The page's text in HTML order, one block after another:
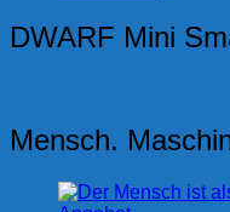
DWARF Mini
Mensch.